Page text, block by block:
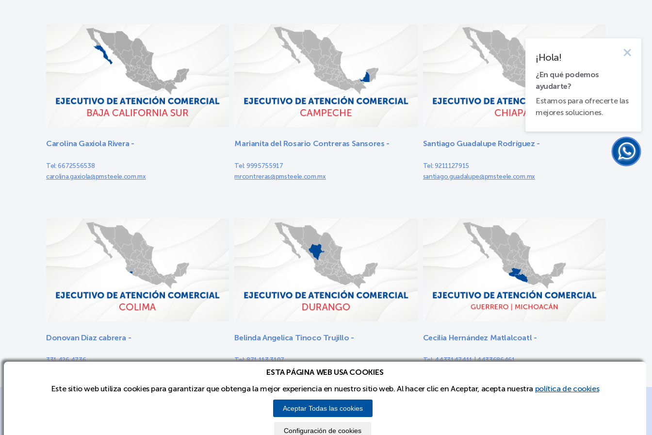
ESTA PÁGINA WEB USA COOKIES
Este sitio web utiliza cookies para garantizar que obtenga la mejor experiencia en nuestro sitio web. Al hacer clic en Aceptar, acepta nuestra política de cookies
Aceptar Todas las cookies
Configuración de cookies
Carolina Gaxiola Rivera -
Tel: 6672556538
carolina.gaxiola@pmsteele.com.mx
Marianita del Rosario Contreras Sansores -
Tel: 9995755917
mrcontreras@pmsteele.com.mx
Santiago Guadalupe Rodríguez -
Tel: 9211127915
santiago.guadalupe@pmsteele.com.mx
Donovan Díaz cabrera -
331 426 4736
Belinda Angelica Tinoco Trujillo -
Tel: 871 113 3107
belinda.tinoco@pmsteele.com.mx
Cecilia Hernández Matlalcoatl -
Tel: 4433147411 | 4433686461
Soluciones de Mobiliario y Sistemas de Almacenamiento de PM STEELE®
¡Hola!
¿En qué podemos
ayudarte?
Estamos para ofrecerte las
mejores soluciones.